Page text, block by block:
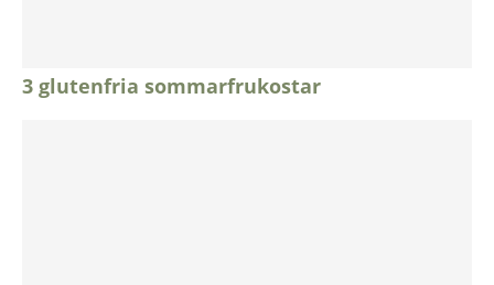
3 glutenfria sommarfrukostar